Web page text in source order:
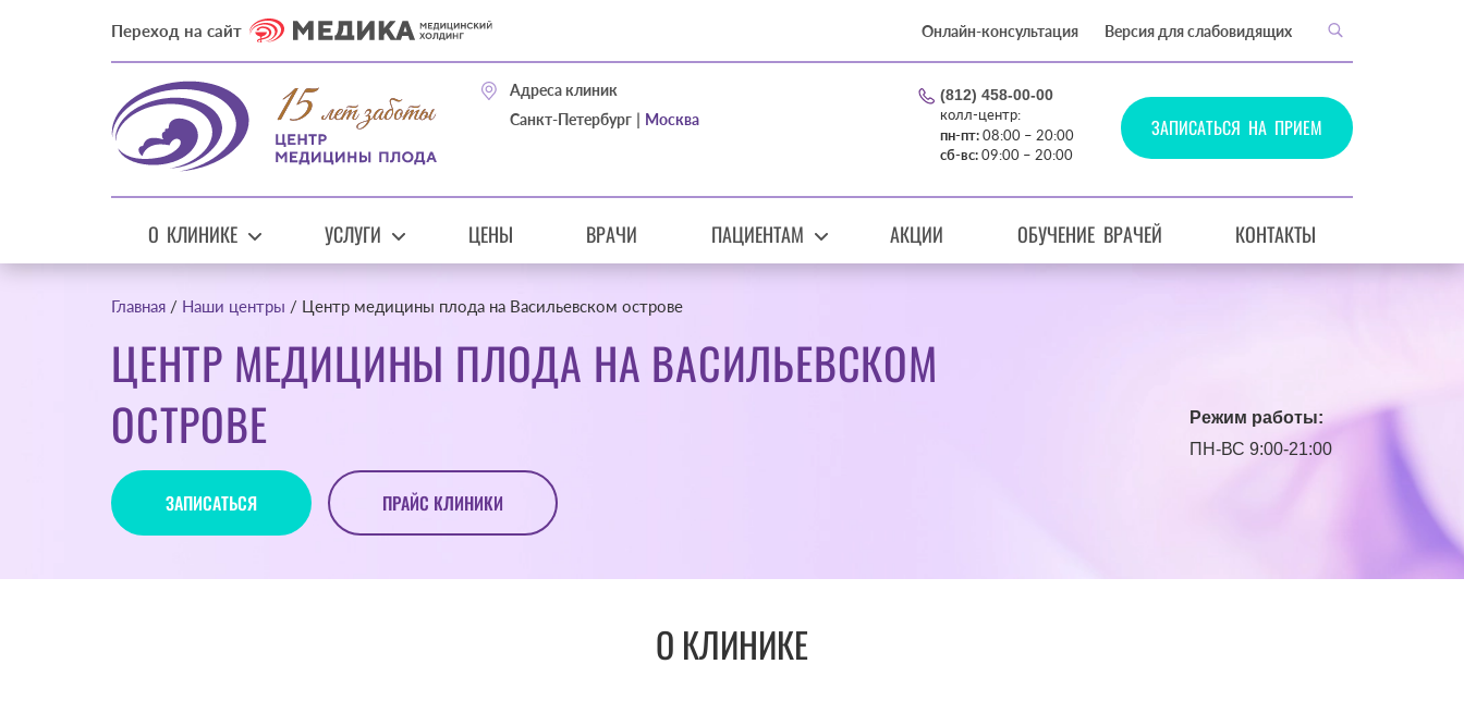
Переход на сайт Онлайн-консультация Версия для слабовидящих
Адреса клиник
Санкт-Петербург | Москва
(812) 458-00-00
колл-центр:
пн-пт:08:00 – 20:00
сб-вс:09:00 – 20:00
ЗАПИСАТЬСЯ НА ПРИЕМ
О КЛИНИКЕ УСЛУГИ ЦЕНЫ ВРАЧИ ПАЦИЕНТАМ АКЦИИ ОБУЧЕНИЕ ВРАЧЕЙ КОНТАКТЫ
Главная Наши центры Центр медицины плода на Васильевском острове
ЦЕНТР МЕДИЦИНЫ ПЛОДА НА ВАСИЛЬЕВСКОМ
ОСТРОВЕ
ЗАПИСАТЬСЯ ПРАЙС КЛИНИКИ
Режим работы:
ПН-ВС 9:00-21:00
О КЛИНИКЕ